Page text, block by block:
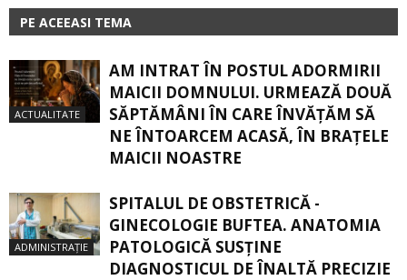
PE ACEEASI TEMA
ACTUALITATE
AM INTRAT ÎN POSTUL ADORMIRII
MAICII DOMNULUI. URMEAZĂ DOUĂ
SĂPTĂMÂNI ÎN CARE ÎNVĂŢĂM SĂ
NE ÎNTOARCEM ACASĂ, ÎN BRAŢELE
MAICII NOASTRE
ADMINISTRAȚIE
SPITALUL DE OBSTETRICĂ -
GINECOLOGIE BUFTEA. ANATOMIA
PATOLOGICĂ SUSŢINE
DIAGNOSTICUL DE ÎNALTĂ PRECIZIE